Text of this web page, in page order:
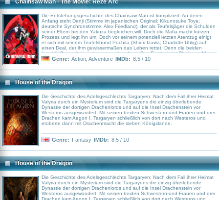
Chainsaw Man - The Movie: Reze Arc
Die Entstehungsgeschichte des Chainsaw Man ist kompliziert. An deren
Anfang steht Denji (Stimme im japanischen Original: Kikunosuke Toya;
deutsche Synchronstimme: Alex Friedland), der als Teufelsjäger die Schulden
seiner Eltern bei den Yakuza begleichen will. Doch die Mafia macht kurzen
Prozess und legt ihn um. Doch vor seinem potenziell letzten Atemzug einigt
er sich mit seinem Teufelshund Pochita (Shiori Izawa; Charlotte Uhlig) auf
einen Deal, der ihm gewissermaßen das Leben rettet. Denn die beiden
beschließen, miteinander zu verschmelzen. Das Ergebnis ist Chainsaw Man,
dessen Welt nun plötzlich von dem aufgetauchten Mädchen Reze (Reina
Genre: Action Adventure IMDb: 8.5 / 10
House of the Dragon
Die Geschichte des Adelsgeschlechts Targaryen: Nach dem Fall ihrer Heimat
Valyria durch ein Mysterium sind die Targaryens die einzig überlebende
Dynastie der dortigen Drachenlords und auf die Insel Drachenstein vor
Westeros ausgewandert. Mit seinen beiden Schwestern-und-Frauen und drei
Drachen kam Aegon I. Targaryen schließlich von dort nach Westeros und
eroberte dann mit Drachenmacht die sieben Königslande.
Genre: Fantasy IMDb: 8.5 / 10
House of the Dragon
Die Geschichte des Adelsgeschlechts Targaryen: Nach dem Fall ihrer Heimat
Valyria durch ein Mysterium sind die Targaryens die einzig überlebende
Dynastie der dortigen Drachenlords und auf die Insel Drachenstein vor
Westeros ausgewandert. Mit seinen beiden Schwestern-und-Frauen und drei
Drachen kam Aegon I. Targaryen schließlich von dort nach Westeros und